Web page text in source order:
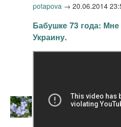
potapova → 20.06.2014
Бабушке 73 года:
Украину.